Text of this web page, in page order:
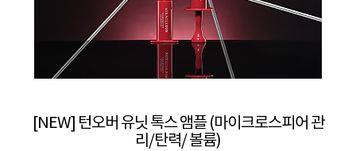
[NEW] 턴오버 유닛 톡스 앰플 (마이크로스피어 관
리/탄력/ 볼륨)